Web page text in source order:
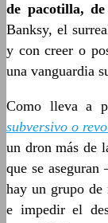
de pacotilla,
Banksy, el
y con creer o
una vanguardia
Como lleva a
subversivo o
un dron más de
que se
hay un grupo de
e impedir el